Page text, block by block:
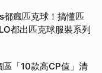
都瘋匹克球！搞懂匹
都出匹克球服裝系列
「10款高CP值」清